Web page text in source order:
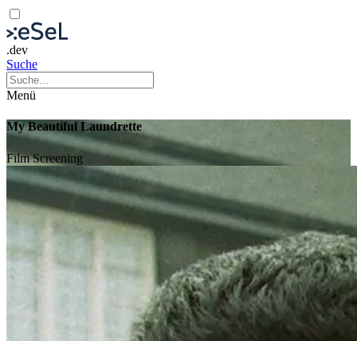
.dev
Suche
Menü
My Beautiful Laundrette
FilmScreening